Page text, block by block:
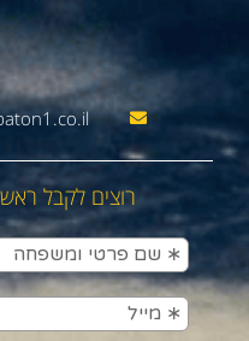
רוצים לקבל